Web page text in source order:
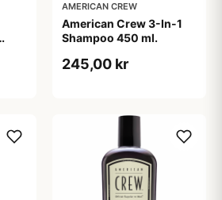
AMERICAN CREW
American Crew 3-In-1
Shampoo 450 ml.
245,00 kr